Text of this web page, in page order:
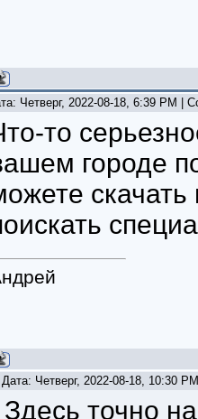
Четверг, 2022-08-18, 6:39 PM |
то
городе
Дата: Четверг, 2022-08-18, 10:30
Здесь точно